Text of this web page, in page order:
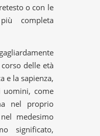
o con le
completa
delle età
e la sapienza,
uomini, come
nel proprio
medesimo
significato,